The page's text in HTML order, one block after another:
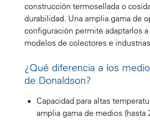
construcción termosellada o
durabilidad. Una amplia gama de
configuración permite adaptarlos
modelos de colectores e
¿Qué diferencia a los
de Donaldson?
Capacidad para altas
amplia gama de medios (hasta